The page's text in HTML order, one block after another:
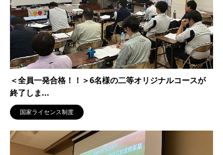
＜全員一発合格！！＞6名様の二等オリジナルコースが
終了しま...
国家ライセンス制度